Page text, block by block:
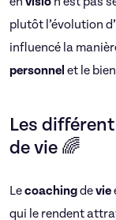
plutôt l’évolution
influencé la
personnel et le
Les
de vie 🌈
Lecoachingdevie
qui le rendent